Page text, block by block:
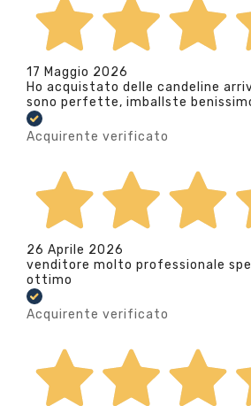
17 Maggio 2026
Ho acquistato delle candeline
sono perfette, imballste
Acquirente verificato
26 Aprile 2026
venditore molto professionale
ottimo
Acquirente verificato